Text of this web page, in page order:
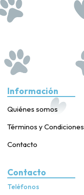
Información
Quiénes somos
Términos y Condiciones
Contacto
Contacto
Teléfonos